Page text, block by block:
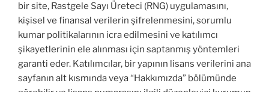
bir site, Rastgele Sayı Üreteci (RNG) uygulamasını,
kişisel ve finansal verilerin şifrelenmesini, sorumlu
kumar politikalarının icra edilmesini ve katılımcı
şikayetlerinin ele alınması için saptanmış yöntemleri
garanti eder. Katılımcılar, bir yapının lisans verilerini ana
sayfanın alt kısmında veya “Hakkımızda” bölümünde